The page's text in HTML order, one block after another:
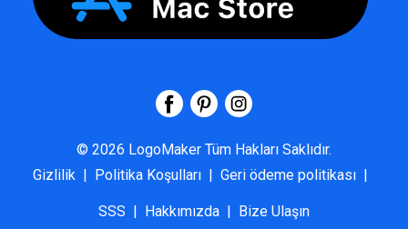
© 2026 LogoMaker Tüm Hakları Saklıdır.
Gizlilik | Politika Koşulları | Geri ödeme politikası |
SSS | Hakkımızda | Bize Ulaşın